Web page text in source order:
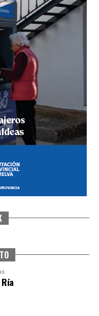
2026
COLOMBINAS